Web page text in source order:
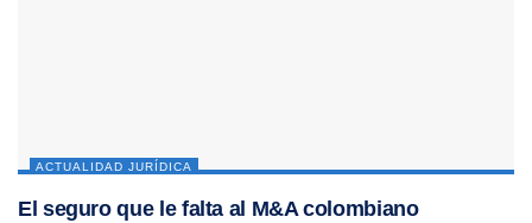
ACTUALIDAD JURÍDICA
El seguro que le falta al M&A colombiano